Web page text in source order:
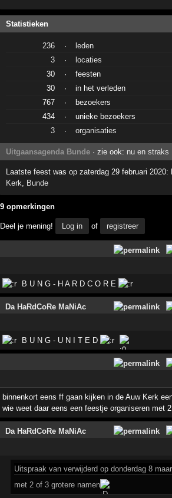
Statistieken
236 ·
leden
3
·
locaties
30
·
feesten
30
·
in het verleden
767
·
bezoekers
434
·
unieke bezoekers
3
· organisaties
Uitgaansagenda Bunde · zie ook: nu en straks
Laatste feest was op zaterdag 29 februari 2020:
Kerk, Bunde
9 opmerkingen
Deel je mening! Log in of registreer
B U N G - H A R D C O R E
Da HaRdCoRe MaNiAc
B U N G - U N I T E D
binnenkort eens ff gaan kijken in de Auw Kerk
wie weet daar eens een feestje organiseren met
Da HaRdCoRe MaNiAc
Uitspraak van verwijderd op donderdag 8
met 2 of 3 grotere namen